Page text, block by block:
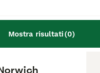
Mostra risultati(0)
del Fox